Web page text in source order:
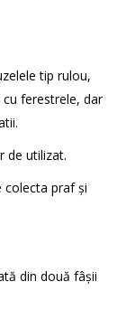
tip rulou,
ferestrele, dar
de utilizat.
colecta praf și
din două fâșii